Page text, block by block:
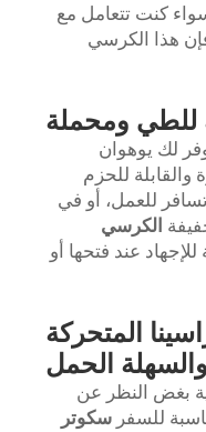
كنت تتعامل مع
هذا الكرسي
للطي ومحملة
لك يوهوان
للحزم
للعمل، أو في
الكرسي
عند فتحها أو
المتحركة
الحمل
بغض النظر عن
للسفر سكوتر